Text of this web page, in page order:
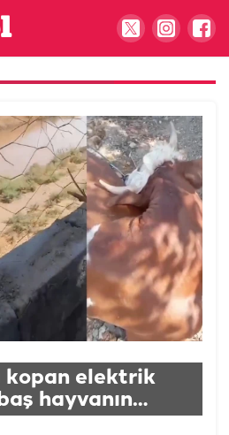
kopan elektrik
hayvanın